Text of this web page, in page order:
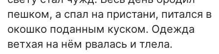
пешком, а спал на пристани, питался в
окошко поданным куском. Одежда
ветхая на нём рвалась и тлела.